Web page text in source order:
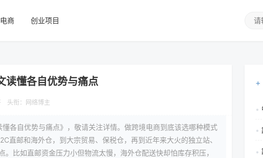
商 创业项目
读懂各自优势与痛点
头衔：网络博主
各自优势与痛点》，敬请关注详情。做跨境电商到底该选哪种模式
直邮和海外仓，到大宗贸易、保税仓，再到近年来大火的独立站、
比如直邮资金压力小但物流太慢，海外仓配送快却怕库存积压，